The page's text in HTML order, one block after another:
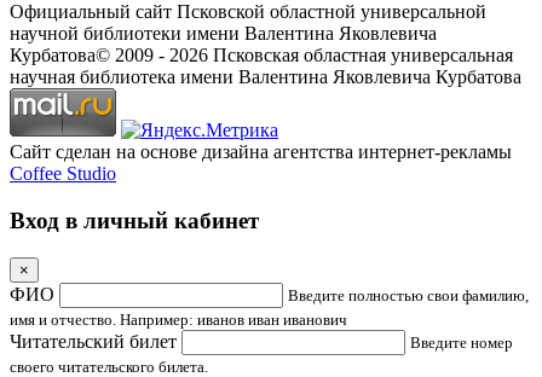
Официальный сайт Псковской областной универсальной
научной библиотеки имени Валентина Яковлевича
Курбатова© 2009 - 2026 Псковская областная универсальная
научная библиотека имени Валентина Яковлевича Курбатова
Сайт сделан на основе дизайна агентства интернет-рекламы
Coffee Studio
Вход в личный кабинет
×
ФИО
Введите полностью свои фамилию,
имя и отчество. Например: иванов иван иванович
Читательский билет
Введите номер
своего читательского билета.